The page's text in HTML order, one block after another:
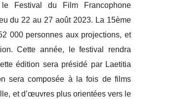
Festival du Film Francophone
du 22 au 27 août 2023. La 15ème
000 personnes aux projections, et
Cette année, le festival rendra
édition sera présidé par Laetitia
sera composée à la fois de films
et d’œuvres plus orientées vers le